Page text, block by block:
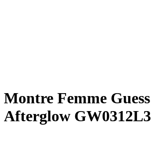
Montre Femme Guess
Afterglow GW0312L3